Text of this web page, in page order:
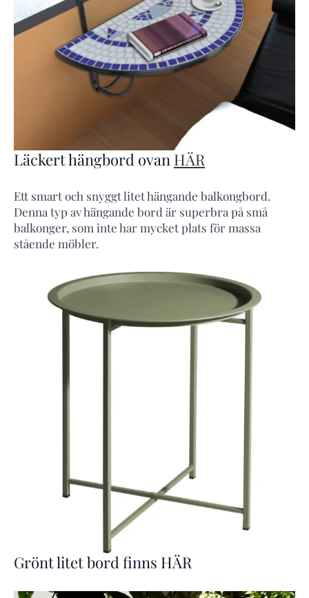
Läckert hängbord ovan HÄR
Ett smart och snyggt litet hängande balkongbord.
Denna typ av hängande bord är superbra på små
balkonger, som inte har mycket plats för massa
stående möbler.
Grönt litet bord finns HÄR